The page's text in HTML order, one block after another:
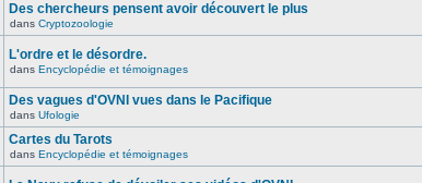
Des chercheurs pensent avoir découvert le plus
dans Cryptozoologie
L'ordre et le désordre.
dans Encyclopédie et témoignages
Des vagues d'OVNI vues dans le Pacifique
dans Ufologie
Cartes du Tarots
dans Encyclopédie et témoignages